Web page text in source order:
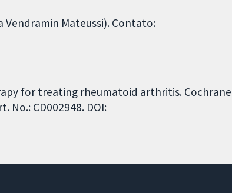
Vendramin Mateussi). Contato:
for treating rheumatoid arthritis. Cochrane
No.: CD002948. DOI: